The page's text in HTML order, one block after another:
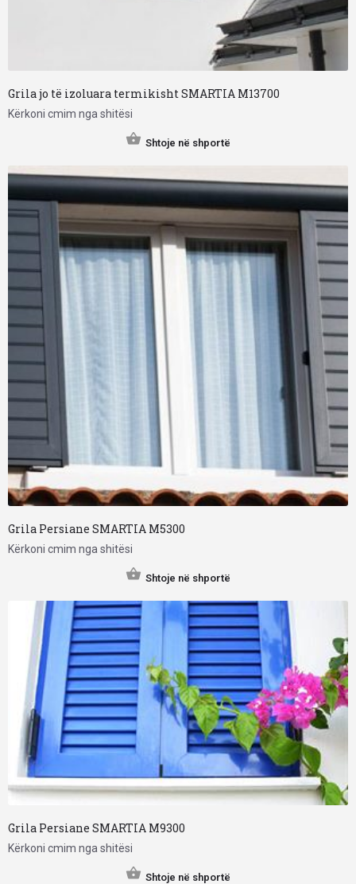
Grila jo të izoluara termikisht SMARTIA M13700
Kërkoni cmim nga shitësi
Shtoje në shportë
Grila Persiane SMARTIA M5300
Kërkoni cmim nga shitësi
Shtoje në shportë
Grila Persiane SMARTIA M9300
Kërkoni cmim nga shitësi
Shtoje në shportë